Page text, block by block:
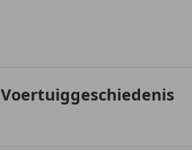
Voertuiggeschiedenis